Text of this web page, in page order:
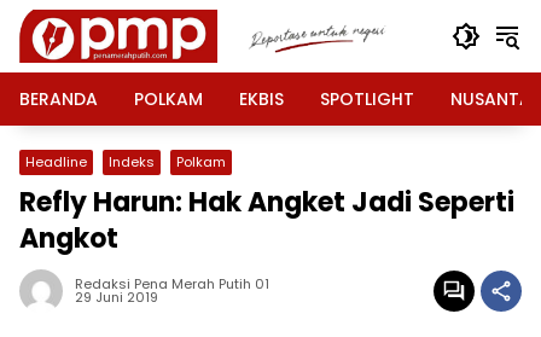
Langsung
konten
BERANDA
POLKAM EKBIS SPOTLIGHT
Headline Indeks Polkam
Refly Harun: Hak Angket Jadi Seperti
Angkot
Redaksi Pena Merah Putih 01
29 Juni 2019